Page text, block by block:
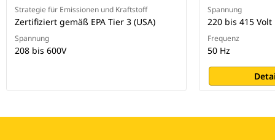
Strategie für Emissionen und Kraftstoff
Zertifiziert gemäß EPA Tier 3 (USA)
Spannung
208 bis 600V
Spannung
220 bis 415 Volt
Frequenz
50 Hz